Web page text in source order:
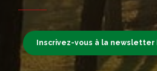
Inscrivez-vous à la newsletter